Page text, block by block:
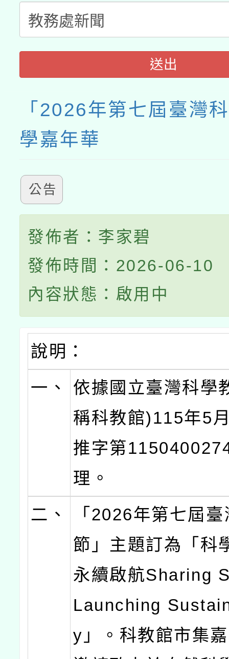
月28日止
送出
「2026年第七屆臺灣
學嘉年華
公告
發佈者：李家碧
發佈時間：2026-06-10
內容狀態：啟用中
說明：
一、
依據國立臺灣科學
稱科教館)115年5
推字第
理。
二、
「2026年第七屆
節」主題訂為「科
永續啟航Sharing
Launching
y」。科教館市集